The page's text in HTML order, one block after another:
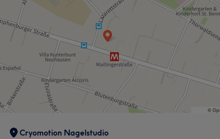
Cryomotion Nagelstudio